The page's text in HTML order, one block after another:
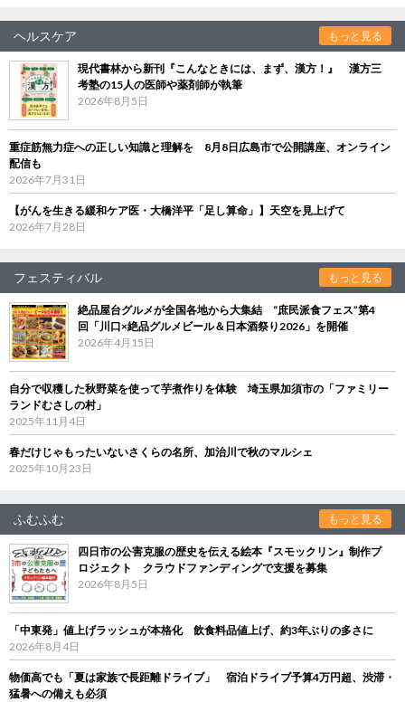
ヘルスケア もっと見る
現代書林から新刊『こんなときには、まず、漢方！』 漢方三
考塾の15人の医師や薬剤師が執筆
2026年8月5日
重症筋無力症への正しい知識と理解を 8月8日広島市で公開講座、オンライン
配信も
2026年7月31日
【がんを生きる緩和ケア医・大橋洋平「足し算命」】天空を見上げて
2026年7月28日
フェスティバル もっと見る
絶品屋台グルメが全国各地から大集結 “庶民派食フェス”第4
回「川口×絶品グルメビール＆日本酒祭り2026」を開催
2026年4月15日
自分で収穫した秋野菜を使って芋煮作りを体験 埼玉県加須市の「ファミリー
ランドむさしの村」
2025年11月4日
春だけじゃもったいないさくらの名所、加治川で秋のマルシェ
2025年10月23日
ふむふむ もっと見る
四日市の公害克服の歴史を伝える絵本『スモックリン』制作プ
ロジェクト クラウドファンディングで支援を募集
2026年8月5日
「中東発」値上げラッシュが本格化 飲食料品値上げ、約3年ぶりの多さに
2026年8月4日
物価高でも「夏は家族で長距離ドライブ」 宿泊ドライブ予算4万円超、渋滞・
猛暑への備えも必須